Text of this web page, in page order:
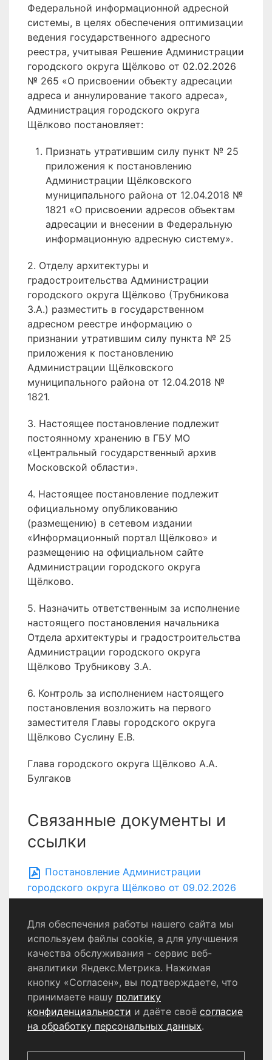
Федеральной информационной адресной
системы, в целях обеспечения оптимизации
ведения государственного адресного
реестра, учитывая Решение Администрации
городского округа Щёлково от 02.02.2026
№ 265 «О присвоении объекту адресации
адреса и аннулирование такого адреса»,
Администрация городского округа
Щёлково постановляет:
Признать утратившим силу пункт № 25
приложения к постановлению
Администрации Щёлковского
муниципального района от 12.04.2018 №
1821 «О присвоении адресов объектам
адресации и внесении в Федеральную
информационную адресную систему».
2. Отделу архитектуры и
градостроительства Администрации
городского округа Щёлково (Трубникова
З.А.) разместить в государственном
адресном реестре информацию о
признании утратившим силу пункта № 25
приложения к постановлению
Администрации Щёлковского
муниципального района от 12.04.2018 №
1821.
3. Настоящее постановление подлежит
постоянному хранению в ГБУ МО
«Центральный государственный архив
Московской области».
4. Настоящее постановление подлежит
официальному опубликованию
(размещению) в сетевом издании
«Информационный портал Щёлково» и
размещению на официальном сайте
Администрации городского округа
Щёлково.
5. Назначить ответственным за исполнение
настоящего постановления начальника
Отдела архитектуры и градостроительства
Администрации городского округа
Щёлково Трубникову З.А.
6. Контроль за исполнением настоящего
постановления возложить на первого
заместителя Главы городского округа
Щёлково Суслину Е.В.
Глава городского округа Щёлково А.А.
Булгаков
Связанные документы и
ссылки
Постановление Администрации
городского округа Щёлково от 09.02.2026
№ 325
Политика конфиденциальности
Согласие на обработку персональных данных
© 2024 - 2026 Сетевое издание «Информационный
портал Щёлково». Свидетельство о регистрации СМИ
Выдано Федеральной службой по надзору в сфере
Для обеспечения работы нашего сайта мы
используем файлы cookie, а для улучшения
качества обслуживания - сервис веб-
аналитики Яндекс.Метрика. Нажимая
кнопку «Согласен», вы подтверждаете, что
принимаете нашу политику
конфиденциальности и даёте своё согласие
на обработку персональных данных.